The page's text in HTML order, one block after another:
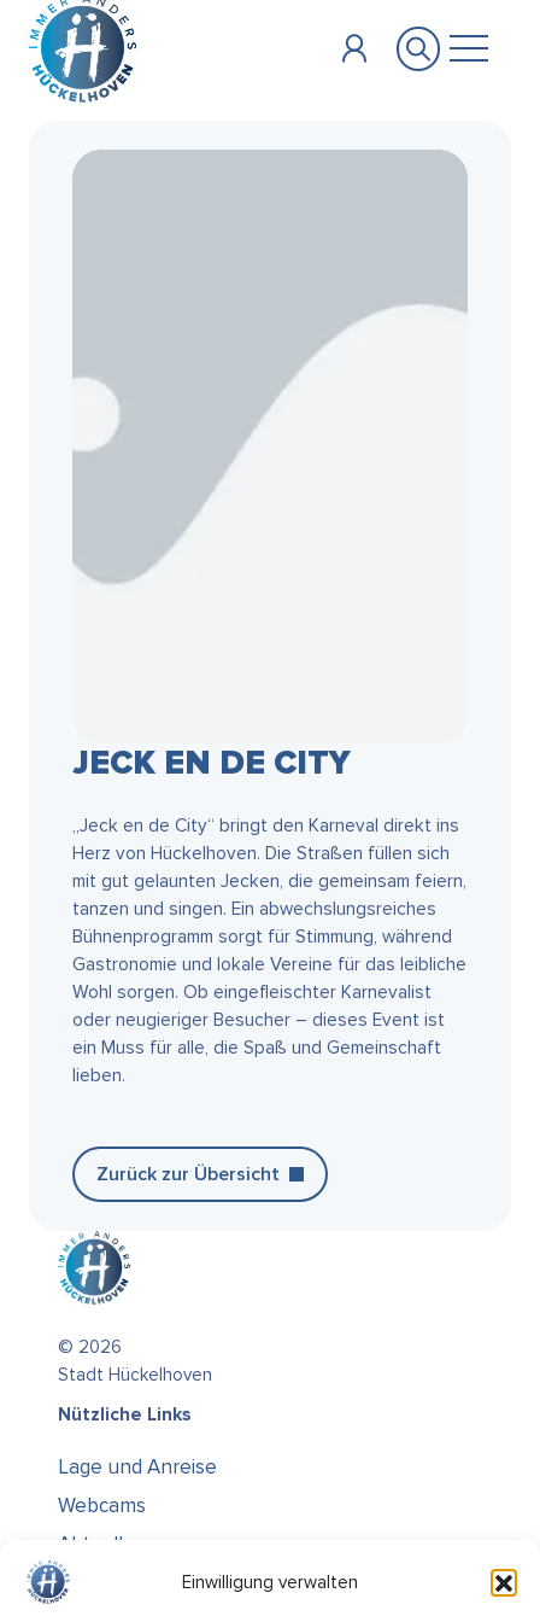
Einwilligung verwalten
Zum Hauptinhalt springen
JECK EN DE CITY
„Jeck en de City“ bringt den Karneval direkt ins
Herz von Hückelhoven. Die Straßen füllen sich
mit gut gelaunten Jecken, die gemeinsam feiern,
tanzen und singen. Ein abwechslungsreiches
Bühnenprogramm sorgt für Stimmung, während
Gastronomie und lokale Vereine für das leibliche
Wohl sorgen. Ob eingefleischter Karnevalist
oder neugieriger Besucher – dieses Event ist
ein Muss für alle, die Spaß und Gemeinschaft
lieben.
Zurück zur Übersicht
© 2026
Stadt Hückelhoven
Nützliche Links
Lage und Anreise
Webcams
Aktuelles
Über uns